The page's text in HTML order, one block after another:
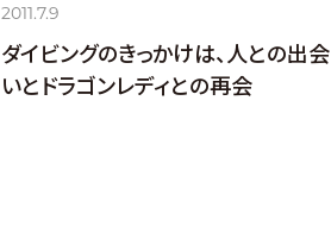
2011.7.9
ダイビングのきっかけは、人との出会
いとドラゴンレディとの再会